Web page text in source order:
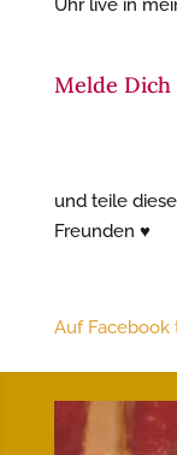
Uhr live in
Melde Dich
und teile
Freunden ♥
Auf Facebook